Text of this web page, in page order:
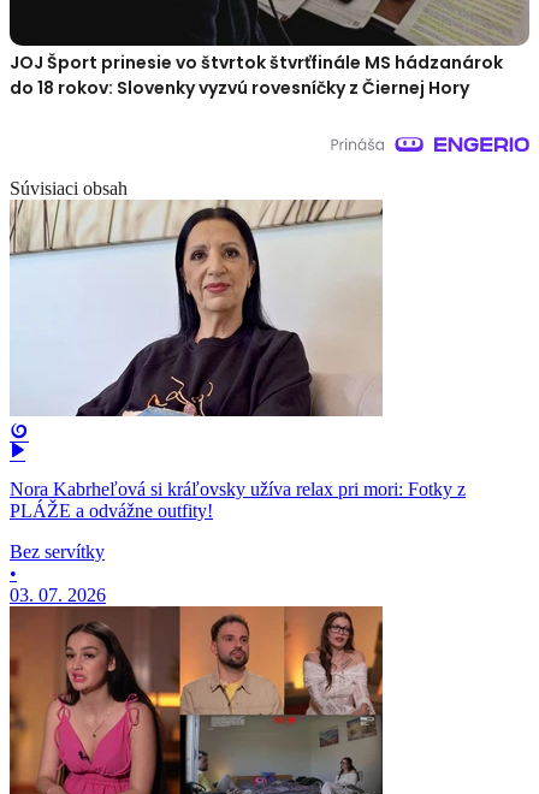
JOJ Šport prinesie vo štvrtok štvrťfinále MS hádzanárok
do 18 rokov: Slovenky vyzvú rovesníčky z Čiernej Hory
Súvisiaci obsah
Nora Kabrheľová si kráľovsky užíva relax pri mori: Fotky z
PLÁŽE a odvážne outfity!
Bez servítky
•
03. 07. 2026